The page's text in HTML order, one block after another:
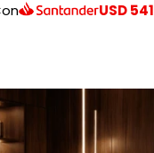
USD 541